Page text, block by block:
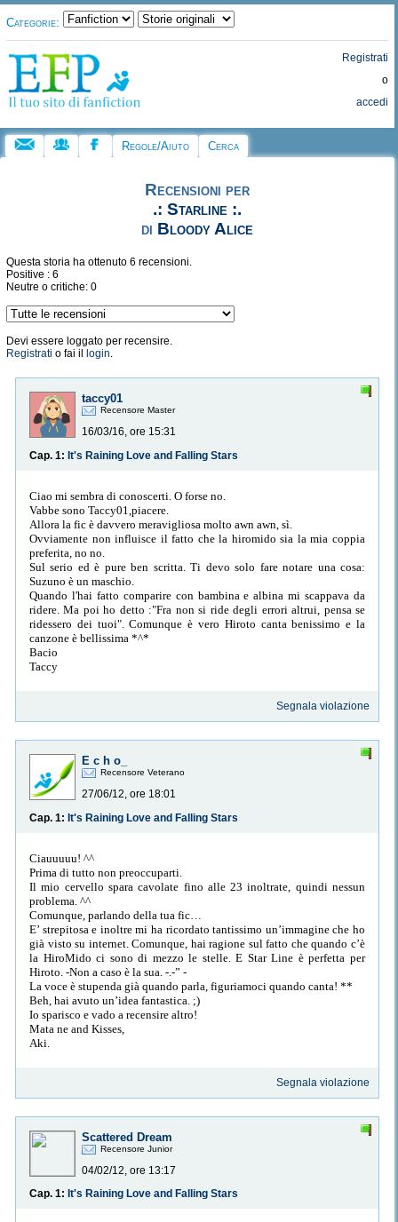
Categorie:
Registrati
o
accedi
Regole/Aiuto Cerca
Recensioni per
.: Starline :.
di Bloody Alice
Questa storia ha ottenuto 6 recensioni.
Positive : 6
Neutre o critiche: 0
Devi essere loggato per recensire.
Registrati o fai il login.
taccy01
Recensore Master
16/03/16, ore 15:31
Cap. 1: It's Raining Love and Falling Stars
Ciao mi sembra di conoscerti. O forse no.
Vabbe sono Taccy01,piacere.
Allora la fic è davvero meravigliosa molto awn awn, sì.
Ovviamente non influisce il fatto che la hiromido sia la mia coppia
preferita, no no.
Sul serio ed è pure ben scritta. Ti devo solo fare notare una cosa:
Suzuno è un maschio.
Quando l'hai fatto comparire con bambina e albina mi scappava da
ridere. Ma poi ho detto :"Fra non si ride degli errori altrui, pensa se
ridessero dei tuoi". Comunque è vero Hiroto canta benissimo e la
canzone è bellissima *^*
Bacio
Taccy
Segnala violazione
E c h o_
Recensore Veterano
27/06/12, ore 18:01
Cap. 1: It's Raining Love and Falling Stars
Ciauuuuu! ^^
Prima di tutto non preoccuparti.
Il mio cervello spara cavolate fino alle 23 inoltrate, quindi nessun
problema. ^^
Comunque, parlando della tua fic…
E’ strepitosa e inoltre mi ha ricordato tantissimo un’immagine che ho
già visto su internet. Comunque, hai ragione sul fatto che quando c’è
la HiroMido ci sono di mezzo le stelle. E Star Line è perfetta per
Hiroto. -Non a caso è la sua. -.-” -
La voce è stupenda già quando parla, figuriamoci quando canta! **
Beh, hai avuto un’idea fantastica. ;)
Io sparisco e vado a recensire altro!
Mata ne and Kisses,
Aki.
Segnala violazione
Scattered Dream
Recensore Junior
04/02/12, ore 13:17
Cap. 1: It's Raining Love and Falling Stars